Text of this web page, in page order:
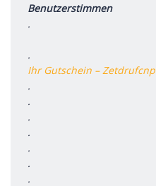
Benutzerstimmen
.
.
Ihr Gutschein – Zetdrufcnp
.
.
.
.
.
.
.